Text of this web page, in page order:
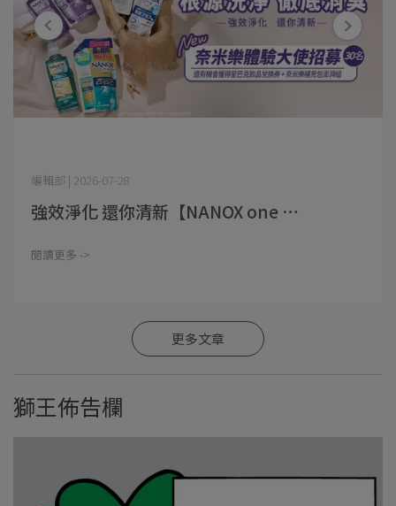
編輯部 | 2026-07-28
強效淨化 還你清新【NANOX one ⋯
閱讀更多 ->
更多文章
獅王佈告欄